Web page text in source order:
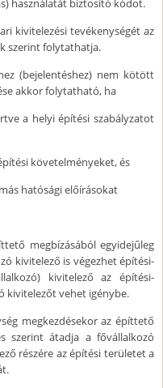
használatát biztosító kódot.
kivitelezési tevékenységét az
szerint folytathatja.
(bejelentéshez) nem kötött
akkor folytatható, ha
a helyi építési szabályzatot
követelményeket, és
hatósági előírásokat
megbízásából egyidejűleg
kivitelező is végezhet építési-
kivitelező az építési-
kivitelezőt vehet igénybe.
megkezdésekor az építtető
szerint átadja a fővállalkozó
részére az építési területet a